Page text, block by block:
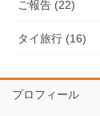
ご報告 (22)
タイ旅行 (16)
プロフィール